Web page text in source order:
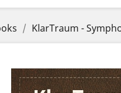
KlarTraum -